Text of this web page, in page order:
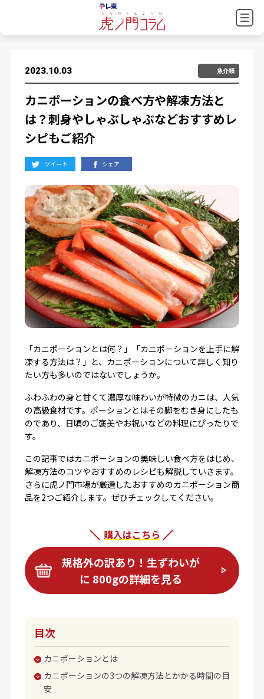
2023.10.03 魚介類
カニポーションの食べ方や解凍方法と
は？刺身やしゃぶしゃぶなどおすすめレ
シピもご紹介
ツイート シェア
「カニポーションとは何？」「カニポーションを上手に解
凍する方法は？」と、カニポーションについて詳しく知り
たい方も多いのではないでしょうか。
ふわふわの身と甘くて濃厚な味わいが特徴のカニは、人気
の高級食材です。ポーションとはその脚をむき身にしたも
のであり、日頃のご褒美やお祝いなどの料理にぴったりで
す。
この記事ではカニポーションの美味しい食べ方をはじめ、
解凍方法のコツやおすすめのレシピも解説していきます。
さらに虎ノ門市場が厳選したおすすめのカニポーション商
品を2つご紹介します。ぜひチェックしてください。
購入はこちら
規格外の訳あり！生ずわいが
に 800gの詳細を見る
目次
カニポーションとは
カニポーションの3つの解凍方法とかかる時間の目
安